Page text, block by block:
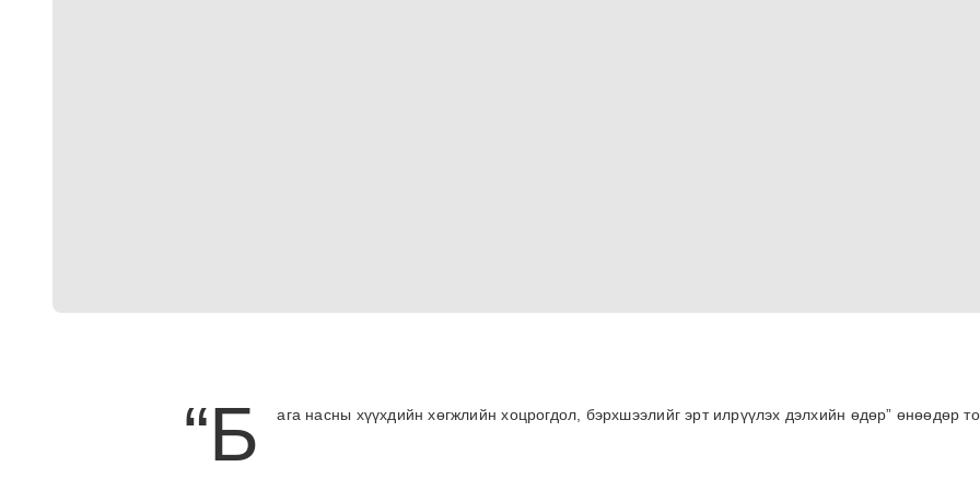
“Б ага насны хүүхдийн хөгжлийн хоцрогдол, бэрхшээлийг эрт илрүүлэх дэлхийн өдөр” өнөөдөр